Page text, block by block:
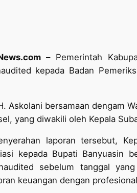
–Pemerintah
kepada Badan
Askolani bersamaan dengam
yang diwakili oleh Kepala
laporan tersebut,
kepada Bupati Banyuasin
sebelum tanggal
keuangan dengan